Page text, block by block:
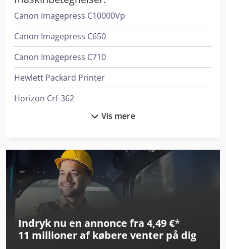
Canon Imagepress C10000Vp
Canon Imagepress C650
Canon Imagepress C710
Hewlett Packard Printer
Horizon Crf-362
Horizon Vac-1000
Konica Minolta Accuriolabel 230
Konica Minolta Accuriopress C3070
Konica Minolta Accuriopress C3080
Konica Minolta Accuriopress C4080
Vis mere
Indryk nu en annonce fra 4,49 €*
11 millioner af købere venter på dig